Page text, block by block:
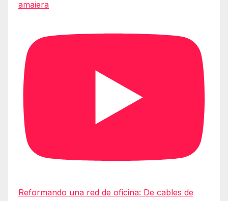
amaiera
Reformando una red de oficina: De cables de